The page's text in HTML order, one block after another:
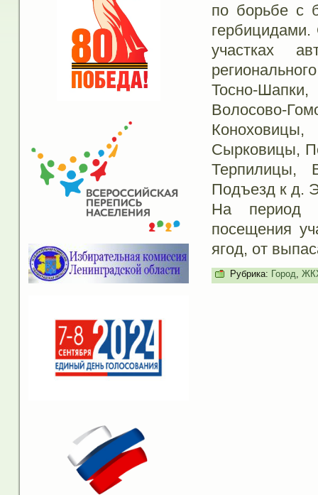
по борьбе с
гербицидами.
участках
Тосно-
Волосово-
Коноховицы,
Сырковицы,
Терпилицы,
Подъезд к д.
На период
посещения
ягод, от
Рубрика: Город,